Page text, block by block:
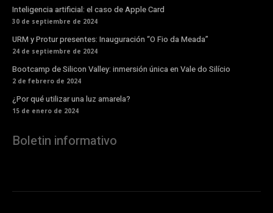
Inteligencia artificial: el caso de Apple Card
30 de septiembre de 2024
URM y Protur presentes: Inauguración “O Fio da Meada”
24 de septiembre de 2024
Bootcamp de Silicon Valley: inmersión única en Vale do Silício
2 de febrero de 2024
¿Por qué utilizar una luz amarela?
15 de enero de 2024
Boletin informativo